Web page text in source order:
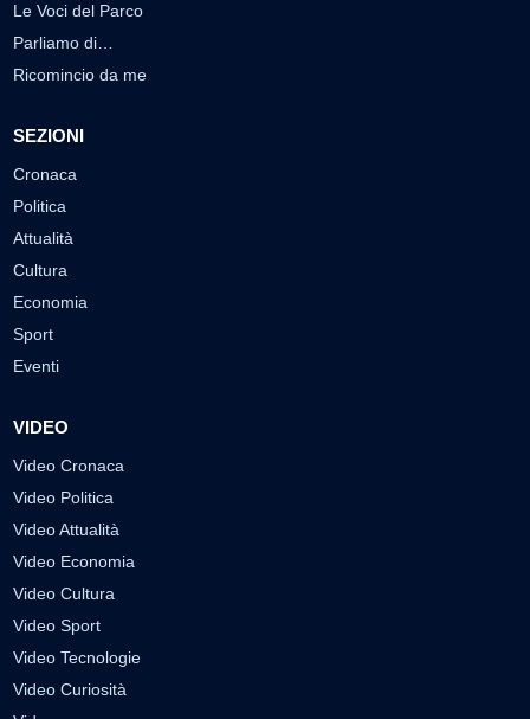
Le Voci del Parco
Parliamo di…
Ricomincio da me
SEZIONI
Cronaca
Politica
Attualità
Cultura
Economia
Sport
Eventi
VIDEO
Video Cronaca
Video Politica
Video Attualità
Video Economia
Video Cultura
Video Sport
Video Tecnologie
Video Curiosità